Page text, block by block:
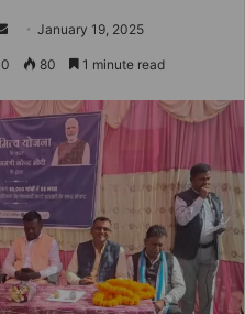
SendJanuary 19, 2025
0 80 1 minute read